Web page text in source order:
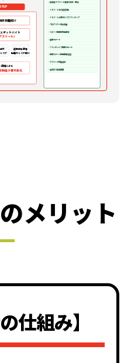
・指導者/アスリート講演の手配・受注
・OB/OG会の運営請負
・OB/OG企業のビジネスマッチング
・プログラマー研修支援
・スポーツ関連助成金申請
・起業サポート
・フランチャイズ開業サポート
・各種スポーツ教室開催/運営
・アスリート応援食堂
・食品ロス削減連携
部 就職紹介
ポットバイト
スリート」
手
リア
運動部出身者
転職キャリア紹介
連携による
動協力費を還元
メリット
仕組み】